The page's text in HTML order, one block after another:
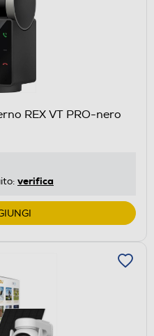
REX VT PRO-nero
verifica